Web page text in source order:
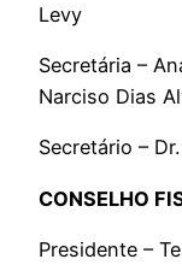
Levy
Secretária –
Narciso Dias
Secretário –
CONSELHO
Presidente –